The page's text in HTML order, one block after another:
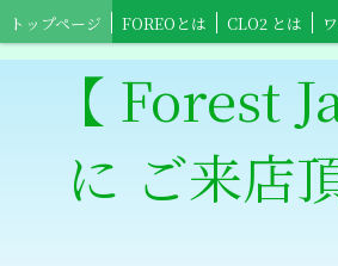
トップページ FOREOとは CLO2 とは
【Foreo】高齢者介護用
ワンちゃんショップ
小動物ショップ
スポーツ全般用ショップ
【Foreo】高齢者介護ショップ
【 Forest
に ご来店